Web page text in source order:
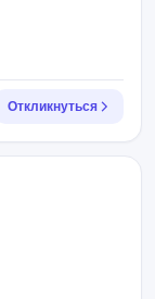
Откликнуться